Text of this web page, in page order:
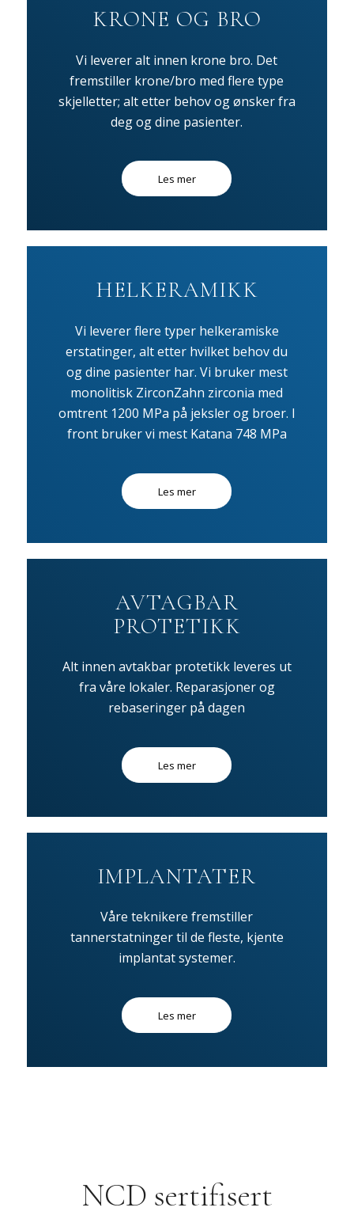
KRONE OG BRO
Vi leverer alt innen krone bro. Det
fremstiller krone/bro med flere type
skjelletter; alt etter behov og ønsker fra
deg og dine pasienter.
Les mer
HELKERAMIKK
Vi leverer flere typer helkeramiske
erstatinger, alt etter hvilket behov du
og dine pasienter har. Vi bruker mest
monolitisk ZirconZahn zirconia med
omtrent 1200 MPa på jeksler og broer. I
front bruker vi mest Katana 748 MPa
Les mer
AVTAGBAR
PROTETIKK
Alt innen avtakbar protetikk leveres ut
fra våre lokaler. Reparasjoner og
rebaseringer på dagen
Les mer
IMPLANTATER
Våre teknikere fremstiller
tannerstatninger til de fleste, kjente
implantat systemer.
Les mer
NCD sertifisert